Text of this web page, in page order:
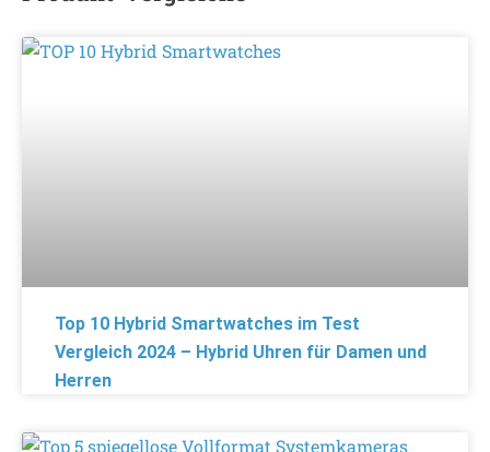
Top 10 Hybrid Smartwatches im Test
Vergleich 2024 – Hybrid Uhren für Damen und
Herren